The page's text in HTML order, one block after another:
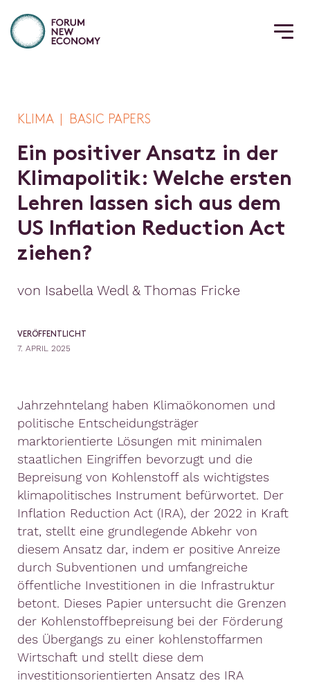
KLIMA | BASIC PAPERS
Ein positiver Ansatz in der
Klimapolitik: Welche ersten
Lehren lassen sich aus dem
US Infation Reduction Act
ziehen?
von Isabella Wedl & Thomas Fricke
VERÖFFENTLICHT
7. APRIL 2025
Jahrzehntelang haben Klimaökonomen und
politische Entscheidungsträger
marktorientierte Lösungen mit minimalen
staatlichen Eingriffen bevorzugt und die
Bepreisung von Kohlenstoff als wichtigstes
klimapolitisches Instrument befürwortet. Der
Inflation Reduction Act (IRA), der 2022 in Kraft
trat, stellt eine grundlegende Abkehr von
diesem Ansatz dar, indem er positive Anreize
durch Subventionen und umfangreiche
öffentliche Investitionen in die Infrastruktur
betont. Dieses Papier untersucht die Grenzen
der Kohlenstoffbepreisung bei der Förderung
des Übergangs zu einer kohlenstoffarmen
Wirtschaft und stellt diese dem
investitionsorientierten Ansatz des IRA